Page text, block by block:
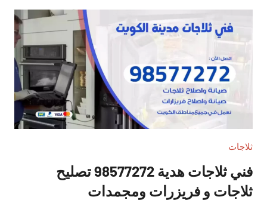
ثلاجات
فني ثلاجات هدية 98577272 تصليح
ثلاجات و فريزرات ومجمدات